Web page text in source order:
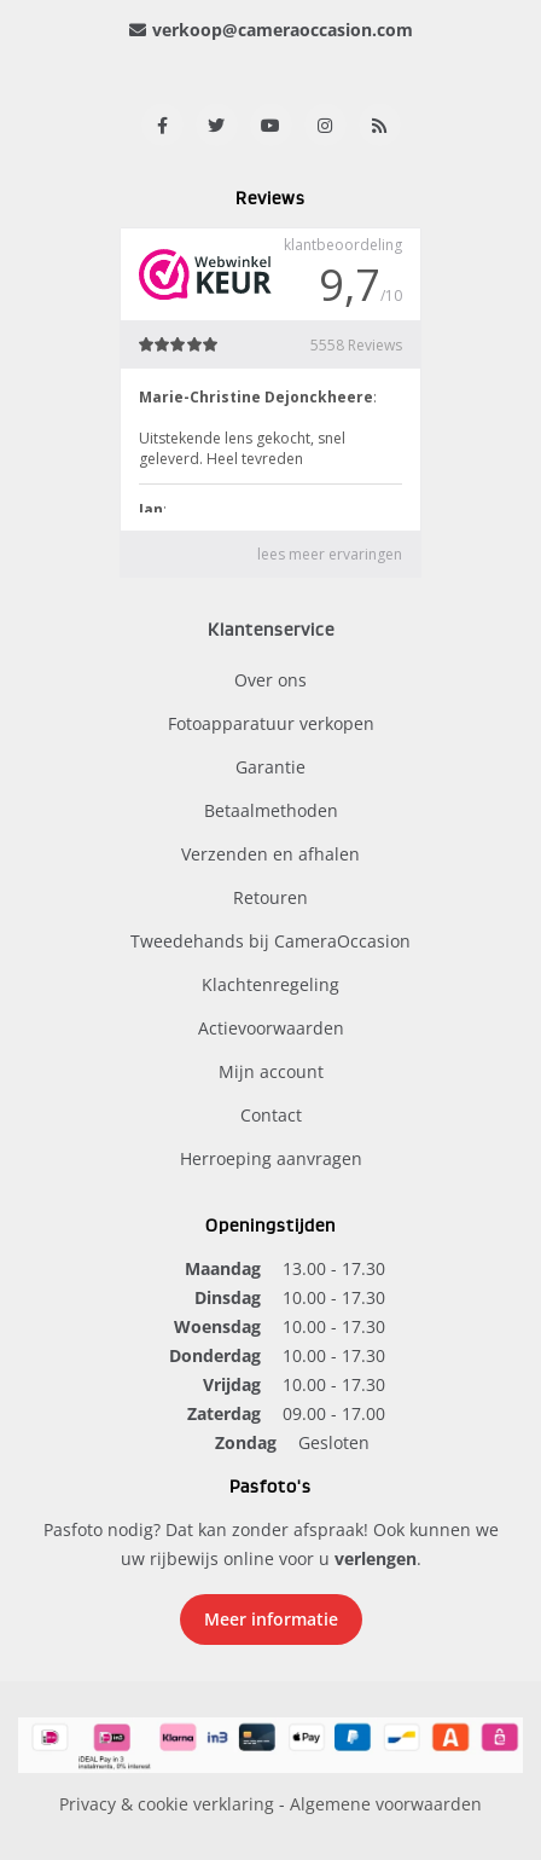
verkoop@cameraoccasion.com
Reviews
Klantenservice
Over ons
Fotoapparatuur verkopen
Garantie
Betaalmethoden
Verzenden en afhalen
Retouren
Tweedehands bij CameraOccasion
Klachtenregeling
Actievoorwaarden
Mijn account
Contact
Herroeping aanvragen
Openingstijden
Maandag
13.00 - 17.30
Dinsdag
10.00 - 17.30
Woensdag
10.00 - 17.30
Donderdag
10.00 - 17.30
Vrijdag
10.00 - 17.30
Zaterdag
09.00 - 17.00
Zondag
Gesloten
Pasfoto's
Pasfoto nodig? Dat kan zonder afspraak! Ook kunnen we
uw rijbewijs online voor u verlengen.
Meer informatie
Privacy & cookie verklaring - Algemene voorwaarden